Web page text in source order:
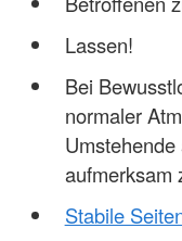
Lassen!
Bei
normaler
aufmerksam
Stabile